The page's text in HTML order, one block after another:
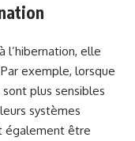
l’hibernation, elle
exemple, lorsque
plus sensibles
systèmes
également être